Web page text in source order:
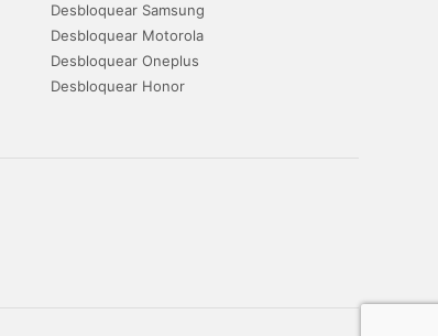
Desbloquear Samsung
Desbloquear Motorola
Desbloquear Oneplus
Desbloquear Honor